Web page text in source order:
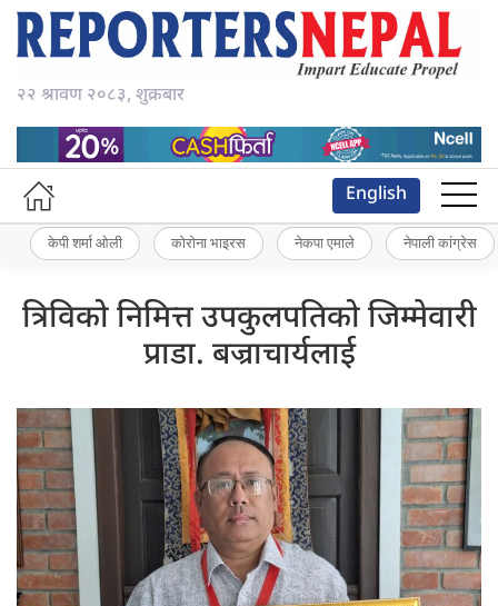
२२ श्रावण २०८३, शुक्रबार
English
केपी शर्मा ओली कोरोना भाइरस नेकपा एमाले नेपाली कांग्रेस
त्रिविको निमित्त उपकुलपतिको जिम्मेवारी
प्राडा. बज्राचार्यलाई